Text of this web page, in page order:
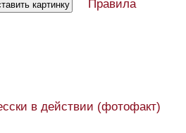
Правила
в действии (фотофакт)